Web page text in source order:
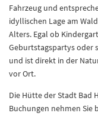
Fahrzeug und
idyllischen Lage am
Alters. Egal ob
Geburtstagspartys oder
und ist direkt in der
vor Ort.
Die Hütte der Stadt Bad
Buchungen nehmen Sie